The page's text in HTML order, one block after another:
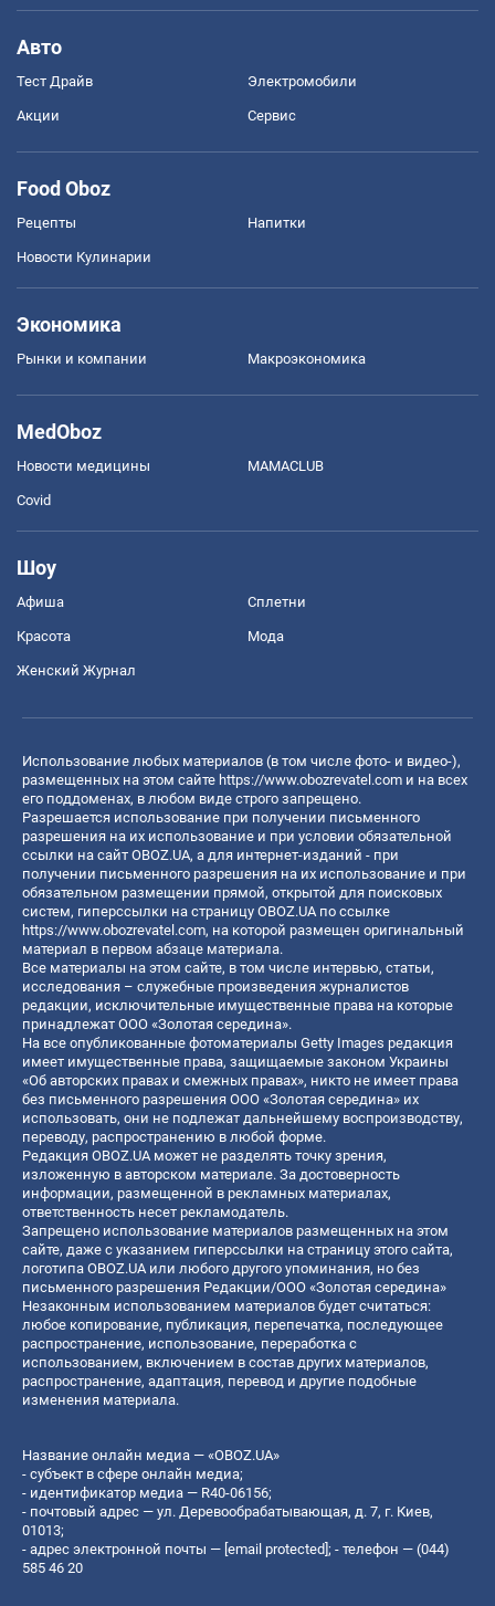
Авто
Тест Драйв Электромобили
Акции Сервис
Food Oboz
Рецепты Напитки
Новости Кулинарии
Экономика
Рынки и компании Mакроэкономика
MedOboz
Новости медицины MAMACLUB
Covid
Шоу
Афиша Сплетни
Красота Мода
Женский Журнал
Использование любых материалов (в том числе фото- и видео-),
размещенных на этом сайте https://www.obozrevatel.com и на всех
его поддоменах, в любом виде строго запрещено.
Разрешается использование при получении письменного
разрешения на их использование и при условии обязательной
ссылки на сайт OBOZ.UA, а для интернет-изданий - при
получении письменного разрешения на их использование и при
обязательном размещении прямой, открытой для поисковых
систем, гиперссылки на страницу OBOZ.UA по ссылке
https://www.obozrevatel.com, на которой размещен оригинальный
материал в первом абзаце материала.
Все материалы на этом сайте, в том числе интервью, статьи,
исследования – служебные произведения журналистов
редакции, исключительные имущественные права на которые
принадлежат ООО «Золотая середина».
На все опубликованные фотоматериалы Getty Images редакция
имеет имущественные права, защищаемые законом Украины
«Об авторских правах и смежных правах», никто не имеет права
без письменного разрешения ООО «Золотая середина» их
использовать, они не подлежат дальнейшему воспроизводству,
переводу, распространению в любой форме.
Редакция OBOZ.UA может не разделять точку зрения,
изложенную в авторском материале. За достоверность
информации, размещенной в рекламных материалах,
ответственность несет рекламодатель.
Запрещено использование материалов размещенных на этом
сайте, даже с указанием гиперссылки на страницу этого сайта,
логотипа OBOZ.UA или любого другого упоминания, но без
письменного разрешения Редакции/ООО «Золотая середина»
Незаконным использованием материалов будет считаться:
любое копирование, публикация, перепечатка, последующее
распространение, использование, переработка с
использованием, включением в состав других материалов,
распространение, адаптация, перевод и другие подобные
изменения материала.
Название онлайн медиа — «OBOZ.UA»
- субъект в сфере онлайн медиа;
- идентификатор медиа — R40-06156;
- почтовый адрес — ул. Деревообрабатывающая, д. 7, г. Киев,
01013;
- адрес электронной почты — [email protected]; - телефон — (044)
585 46 20